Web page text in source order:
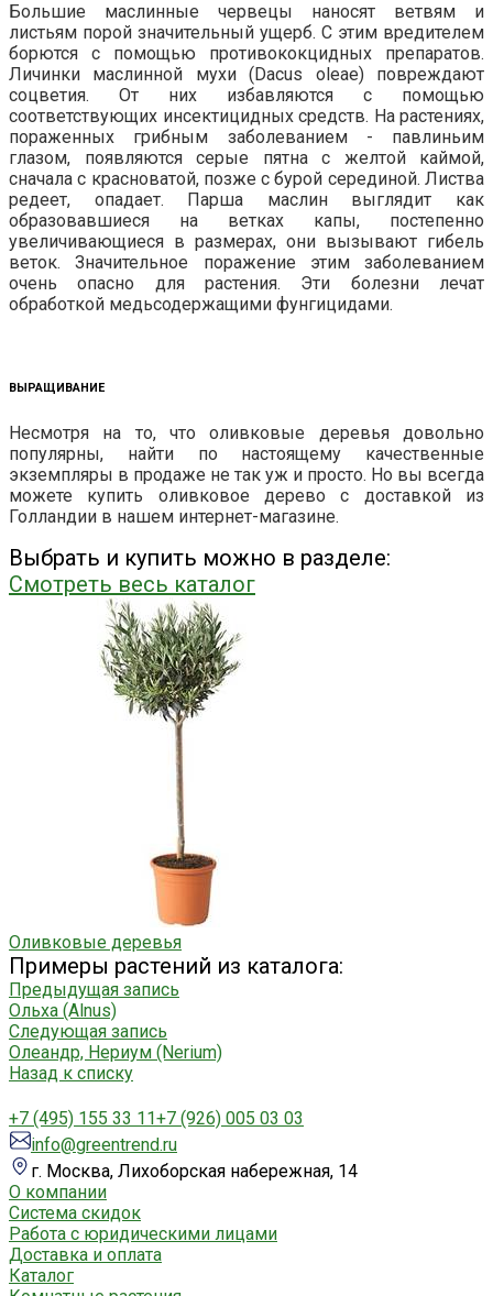
Большие маслинные червецы наносят ветвям и
листьям порой значительный ущерб. С этим вредителем
борются с помощью противококцидных препаратов.
Личинки маслинной мухи (Dacus oleae) повреждают
соцветия. От них избавляются с помощью
соответствующих инсектицидных средств. На растениях,
пораженных грибным заболеванием - павлиньим
глазом, появляются серые пятна с желтой каймой,
сначала с красноватой, позже с бурой серединой. Листва
редеет, опадает. Парша маслин выглядит как
образовавшиеся на ветках капы, постепенно
увеличивающиеся в размерах, они вызывают гибель
веток. Значительное поражение этим заболеванием
очень опасно для растения. Эти болезни лечат
обработкой медьсодержащими фунгицидами.
ВЫРАЩИВАНИЕ
Несмотря на то, что оливковые деревья довольно
популярны, найти по настоящему качественные
экземпляры в продаже не так уж и просто. Но вы всегда
можете купить оливковое дерево с доставкой из
Голландии в нашем интернет-магазине.
Выбрать и купить можно в разделе:
Смотреть весь каталог
Оливковые деревья
Примеры растений из каталога:
Предыдущая запись
Ольха (Alnus)
Следующая запись
Олеандр, Нериум (Nerium)
Назад к списку
+7 (495) 155 33 11+7 (926) 005 03 03
info@greentrend.ru
г. Москва, Лихоборская набережная, 14
О компании
Система скидок
Работа с юридическими лицами
Доставка и оплата
Каталог